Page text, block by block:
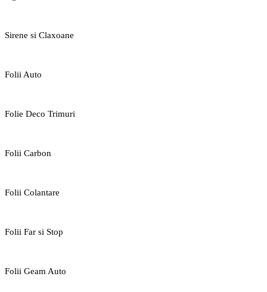
Sirene si Claxoane
Folii Auto
Folie Deco Trimuri
Folii Carbon
Folii Colantare
Folii Far si Stop
Folii Geam Auto